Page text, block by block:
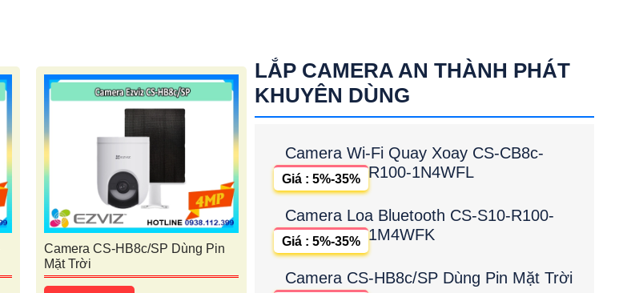
Camera CS-HB8c/SP Dùng Pin
Mặt Trời
LẮP CAMERA AN THÀNH PHÁT
KHUYÊN DÙNG
Camera Wi-Fi Quay Xoay CS-CB8c-
R100-1N4WFL
Giá : 5%-35%
Camera Loa Bluetooth CS-S10-R100-
1M4WFK
Giá : 5%-35%
Camera CS-HB8c/SP Dùng Pin Mặt Trời